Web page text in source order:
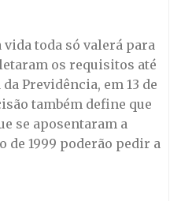
toda só valerá para
os requisitos até
Previdência, em 13 de
também define que
se aposentaram a
de 1999 poderão pedir a